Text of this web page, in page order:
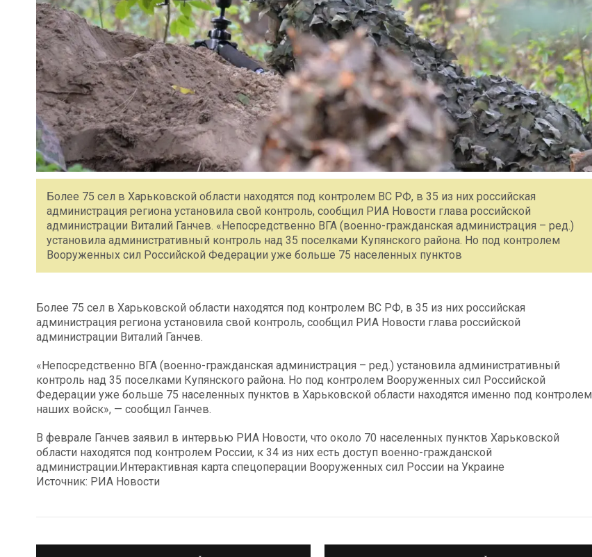
Более 75 сел в Харьковской области находятся под контролем ВС РФ, в 35 из них российская
администрация региона установила свой контроль, сообщил РИА Новости глава российской
администрации Виталий Ганчев. «Непосредственно ВГА (военно-гражданская администрация – ред.)
установила административный контроль над 35 поселками Купянского района. Но под контролем
Вооруженных сил Российской Федерации уже больше 75 населенных пунктов
Более 75 сел в Харьковской области находятся под контролем ВС РФ, в 35 из них российская
администрация региона установила свой контроль, сообщил РИА Новости глава российской
администрации Виталий Ганчев.
«Непосредственно ВГА (военно-гражданская администрация – ред.) установила административный
контроль над 35 поселками Купянского района. Но под контролем Вооруженных сил Российской
Федерации уже больше 75 населенных пунктов в Харьковской области находятся именно под контролем
наших войск», — сообщил Ганчев.
В феврале Ганчев заявил в интервью РИА Новости, что около 70 населенных пунктов Харьковской
области находятся под контролем России, к 34 из них есть доступ военно-гражданской
администрации.Интерактивная карта спецоперации Вооруженных сил России на Украине
Источник: РИА Новости